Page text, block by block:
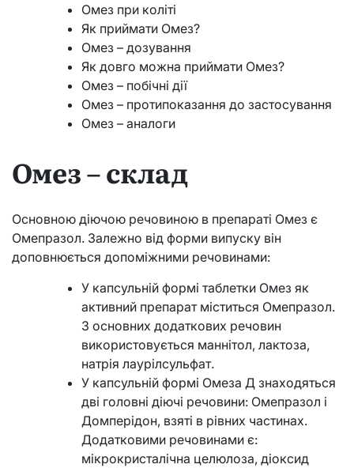
Омез при коліті
Як приймати Омез?
Омез – дозування
Як довго можна приймати Омез?
Омез – побічні дії
Омез – протипоказання до застосування
Омез – аналоги
Омез – склад
Основною діючою речовиною в препараті Омез є
Омепразол. Залежно від форми випуску він
доповнюється допоміжними речовинами:
У капсульній формі таблетки Омез як
активний препарат міститься Омепразол.
З основних додаткових речовин
використовується маннітол, лактоза,
натрія лаурілсульфат.
У капсульній формі Омеза Д знаходяться
дві головні діючі речовини: Омепразол і
Домперідон, взяті в рівних частинах.
Додатковими речовинами є:
мікрокристалічна целюлоза, діоксид